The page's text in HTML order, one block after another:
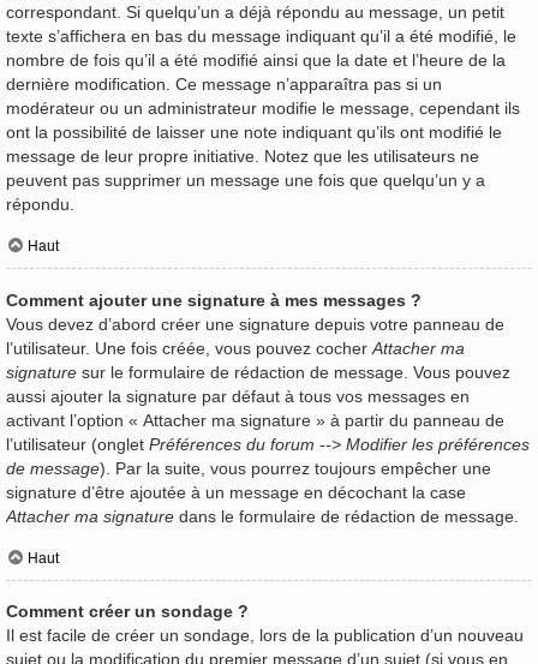
correspondant. Si quelqu’un a déjà répondu au message, un petit
texte s’affichera en bas du message indiquant qu’il a été modifié, le
nombre de fois qu’il a été modifié ainsi que la date et l’heure de la
dernière modification. Ce message n’apparaîtra pas si un
modérateur ou un administrateur modifie le message, cependant ils
ont la possibilité de laisser une note indiquant qu’ils ont modifié le
message de leur propre initiative. Notez que les utilisateurs ne
peuvent pas supprimer un message une fois que quelqu’un y a
répondu.
Haut
Comment ajouter une signature à mes messages ?
Vous devez d’abord créer une signature depuis votre panneau de
l’utilisateur. Une fois créée, vous pouvez cocher Attacher ma
signature sur le formulaire de rédaction de message. Vous pouvez
aussi ajouter la signature par défaut à tous vos messages en
activant l’option « Attacher ma signature » à partir du panneau de
l’utilisateur (onglet Préférences du forum --> Modifier les préférences
de message). Par la suite, vous pourrez toujours empêcher une
signature d’être ajoutée à un message en décochant la case
Attacher ma signature dans le formulaire de rédaction de message.
Haut
Comment créer un sondage ?
Il est facile de créer un sondage, lors de la publication d’un nouveau
sujet ou la modification du premier message d’un sujet (si vous en